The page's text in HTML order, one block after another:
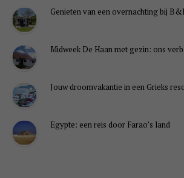
Genieten van een overnachting bij
Midweek De Haan met gezin: ons
Jouw droomvakantie in een Grieks
Egypte: een reis door Farao’s land